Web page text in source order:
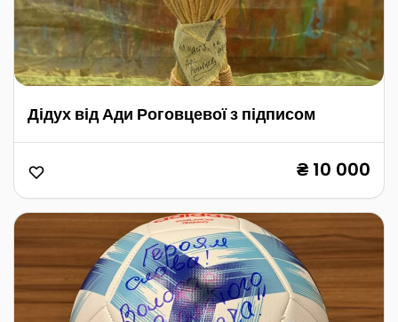
Дідух від Ади Роговцевої з підписом
₴ 10 000